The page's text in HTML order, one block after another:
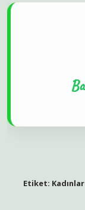
Etiket: